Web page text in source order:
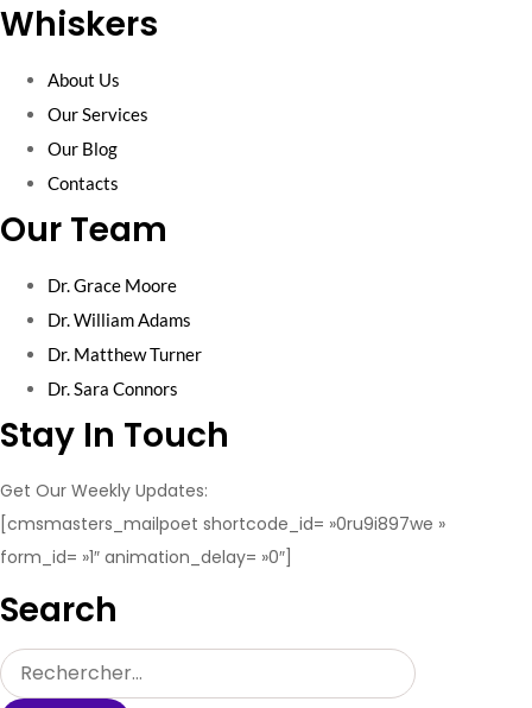
Whiskers
About Us
Our Services
Our Blog
Contacts
Our Team
Dr. Grace Moore
Dr. William Adams
Dr. Matthew Turner
Dr. Sara Connors
Stay In Touch
Get Our Weekly Updates:
[cmsmasters_mailpoet shortcode_id= »0ru9i897we »
form_id= »1″ animation_delay= »0″]
Search